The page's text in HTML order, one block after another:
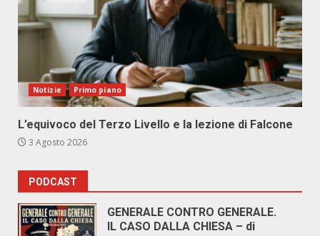
Notizie Primo piano
L’equivoco del Terzo Livello e la lezione di Falcone
3 Agosto 2026
PODCAST
GENERALE CONTRO GENERALE.
IL CASO DALLA CHIESA – di